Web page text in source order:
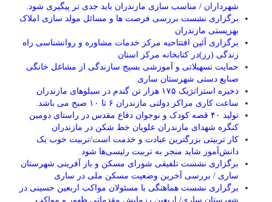
شهرداران / مناسب سازی مازندران باید جدی تر پیگیری شود.
برگزاری نشست بررسی فرصت ها و مسائل مولد سازی املاک
بهزیستی مازندران
برگزاری آئین افتتاحیه مرکز خدمات مشاوره و روانشناسی راه
زندگی (رز)در کتابخانه مرکز استان
حمایت تسهیلاتی و آموزشی بسیج سازندگی از مشاغل خانگی
صنایع دستی شهرستان ساری
ذخیره استراتژیک ۱۷۵ هزار تن گندم در سیلوهای مازندران
ساعت کاری مراکز دولتی مازندران ۶ تا ۱۰ صبح می باشد.
تولید ۴۰ قصه کودک و نوجوان دفاع مقدس در راستای دومین
کنگره شهدای مازندران علویان خط شکن در مازندران
کار تربیتی بزرگترین عبادت و خدمت است/تربیت خوب یک
دانش‌آموز شاید منجر به تربیت رئیسی‌ها شود.
برگزاری ‌نشست تلفیقی شورای مسکن و باز آفرینی شهرستان
ساری / بررسی آخرین وضعیت مسکن ملی در ساری
برگزاری نشست هماهنگی با مسئولان مواکب اربعین حسینی در
شهرستان ساری/ اربعین رزمایشِ مقدماتیِ ظهور و مواکب